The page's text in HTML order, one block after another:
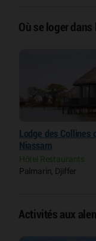
Où se loger dans
Lodge des Collines
Niassam
Hôtel Restaurants
Palmarin, Djiffer
Activités aux